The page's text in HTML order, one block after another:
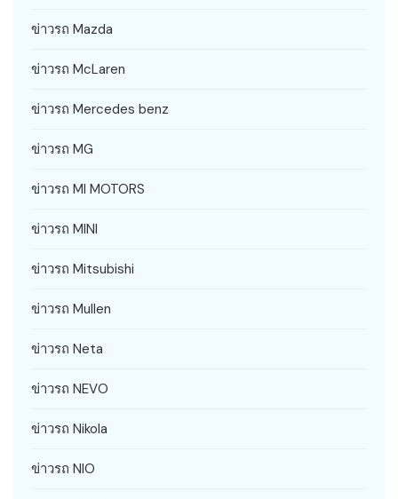
ข่าวรถ Mazda
ข่าวรถ McLaren
ข่าวรถ Mercedes benz
ข่าวรถ MG
ข่าวรถ MI MOTORS
ข่าวรถ MINI
ข่าวรถ Mitsubishi
ข่าวรถ Mullen
ข่าวรถ Neta
ข่าวรถ NEVO
ข่าวรถ Nikola
ข่าวรถ NIO